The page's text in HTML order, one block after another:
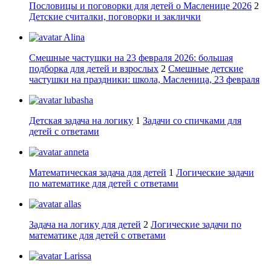
Пословицы и поговорки для детей о Масленице 2026 2
Детские считалки, поговорки и заклички
Alina
Смешные частушки на 23 февраля 2026: большая
подборка для детей и взрослых 2 Смешные детские
частушки на праздники: школа, Масленица, 23 февраля
lubasha
Детская задача на логику 1 Задачи со спичками для
детей с ответами
anneta
Математическая задача для детей 1 Логические задачи
по математике для детей с ответами
allas
Задача на логику для детей 2 Логические задачи по
математике для детей с ответами
Larissa